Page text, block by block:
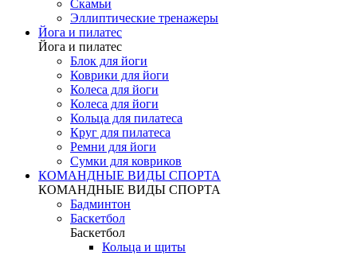
Скамьи
Эллиптические тренажеры
Йога и пилатес
Йога и пилатес
Блок для йоги
Коврики для йоги
Колеса для йоги
Колеса для йоги
Кольца для пилатеса
Круг для пилатеса
Ремни для йоги
Сумки для ковриков
КОМАНДНЫЕ ВИДЫ СПОРТА
КОМАНДНЫЕ ВИДЫ СПОРТА
Бадминтон
Баскетбол
Баскетбол
Кольца и щиты